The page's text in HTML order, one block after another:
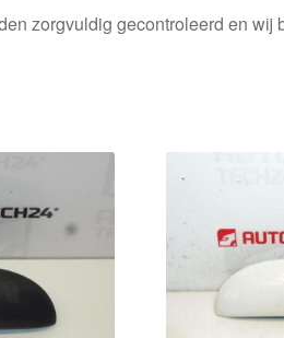
zorgvuldig gecontroleerd en wij